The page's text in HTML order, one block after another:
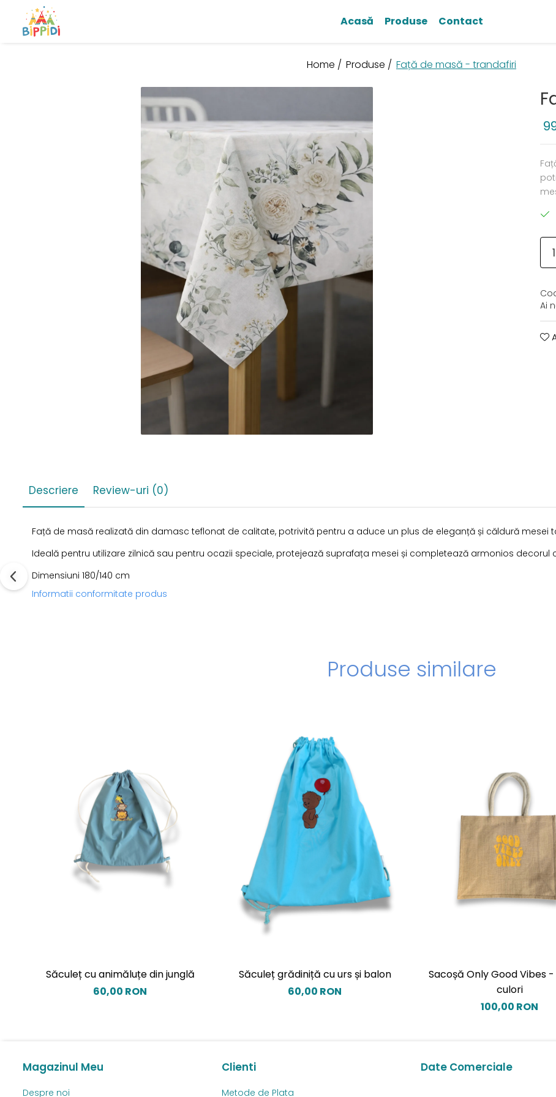
Acasă Produse Contact
Home / Produse / Față de masă - trandafiri
Ai
Descriere Review-uri (0)
Față de masă realizată din damasc teflonat de calitate, potrivită pentru a aduce un plus de eleganță și căldură mesei
Ideală pentru utilizare zilnică sau pentru ocazii speciale, protejează suprafața mesei și completează armonios decorul
Dimensiuni 180/140 cm
Informatii conformitate produs
Produse similare
Săculeț cu animăluțe din junglă
60,00 RON
Săculeț grădiniță cu urs și balon
60,00 RON
Sacoșă Only Good Vibes
culori
100,00 RON
Magazinul Meu
Despre noi
Clienti
Metode de Plata
Date Comerciale